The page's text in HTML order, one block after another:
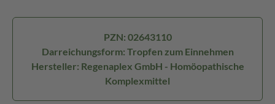
PZN: 02643110
Darreichungsform: Tropfen zum Einnehmen
Hersteller: Regenaplex GmbH - Homöopathische
Komplexmittel